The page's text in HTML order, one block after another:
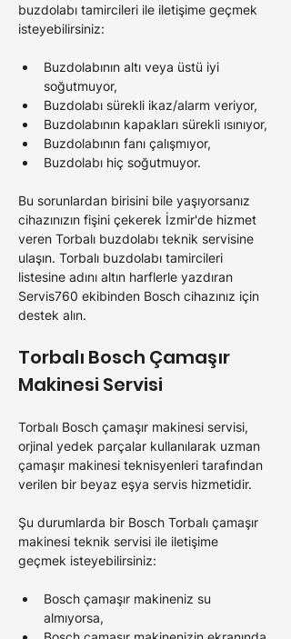
buzdolabı tamircileri ile iletişime geçmek
isteyebilirsiniz:
Buzdolabının altı veya üstü iyi
soğutmuyor,
Buzdolabı sürekli ikaz/alarm veriyor,
Buzdolabının kapakları sürekli ısınıyor,
Buzdolabının fanı çalışmıyor,
Buzdolabı hiç soğutmuyor.
Bu sorunlardan birisini bile yaşıyorsanız
cihazınızın fişini çekerek İzmir'de hizmet
veren Torbalı buzdolabı teknik servisine
ulaşın. Torbalı buzdolabı tamircileri
listesine adını altın harflerle yazdıran
Servis760 ekibinden Bosch cihazınız için
destek alın.
Torbalı Bosch Çamaşır
Makinesi Servisi
Torbalı Bosch çamaşır makinesi servisi,
orjinal yedek parçalar kullanılarak uzman
çamaşır makinesi teknisyenleri tarafından
verilen bir beyaz eşya servis hizmetidir.
Şu durumlarda bir Bosch Torbalı çamaşır
makinesi teknik servisi ile iletişime
geçmek isteyebilirsiniz:
Bosch çamaşır makineniz su
almıyorsa,